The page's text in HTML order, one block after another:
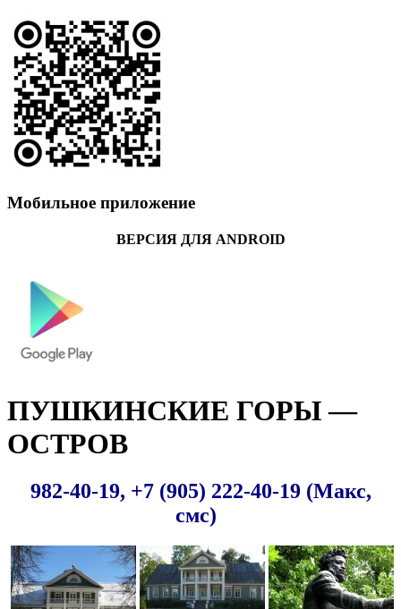
Мобильное приложение
ВЕРСИЯ ДЛЯ ANDROID
ПУШКИНСКИЕ ГОРЫ —
ОСТРОВ
982-40-19, +7 (905) 222-40-19 (Макс,
смс)